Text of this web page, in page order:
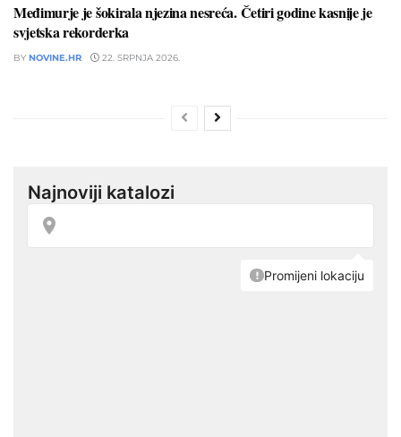
Međimurje je šokirala njezina nesreća. Četiri godine kasnije je
svjetska rekorderka
BY NOVINE.HR 22. SRPNJA 2026.